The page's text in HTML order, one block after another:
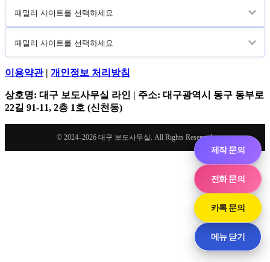
기...
트
이용약관| 개인정보 처리방침
상호명: 대구 보도사무실 라인 | 주소: 대구광역시 동구 동부로
22길 91-11, 2층 1호 (신천동)
제작 문의
전화 문의
카톡 문의
메뉴 닫기
© 2024–2026 대구 보도사무실. All Rights Reserved.